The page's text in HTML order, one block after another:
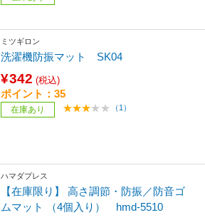
ミツギロン
洗濯機防振マット SK04
¥342 (税込)
ポイント：35
在庫あり （1）
ハマダプレス
【在庫限り】 高さ調節・防振／防音ゴ
ムマット （4個入り） hmd-5510